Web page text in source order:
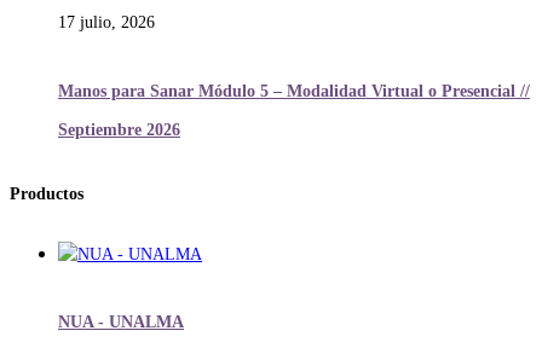
17 julio, 2026
Manos para Sanar Módulo 5 – Modalidad Virtual o Presencial //
Septiembre 2026
Productos
NUA - UNALMA